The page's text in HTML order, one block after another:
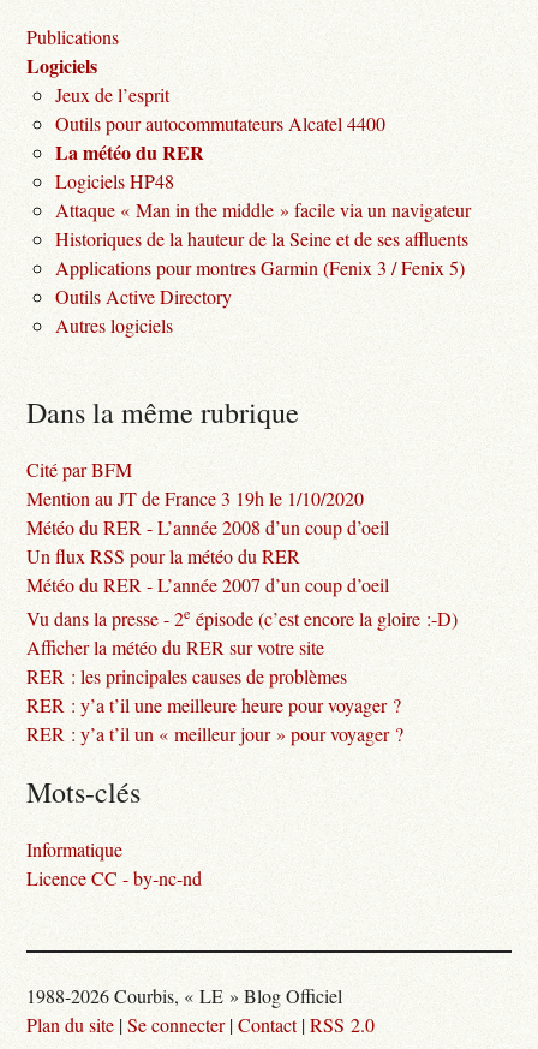
Publications
Logiciels
Jeux de l’esprit
Outils pour autocommutateurs Alcatel 4400
La météo du RER
Logiciels HP48
Attaque « Man in the middle » facile via un navigateur
Historiques de la hauteur de la Seine et de ses affluents
Applications pour montres Garmin (Fenix 3 / Fenix 5)
Outils Active Directory
Autres logiciels
Dans la même rubrique
Cité par BFM
Mention au JT de France 3 19h le 1/10/2020
Météo du RER - L’année 2008 d’un coup d’oeil
Un flux RSS pour la météo du RER
Météo du RER - L’année 2007 d’un coup d’oeil
Vu dans la presse - 2e épisode (c’est encore la gloire :-D)
Afficher la météo du RER sur votre site
RER : les principales causes de problèmes
RER : y’a t’il une meilleure heure pour voyager ?
RER : y’a t’il un « meilleur jour » pour voyager ?
Mots-clés
Informatique
Licence CC - by-nc-nd
1988-2026 Courbis, « LE » Blog Officiel
Plan du site |Se connecter|Contact|RSS 2.0